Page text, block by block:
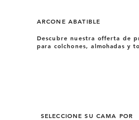
ARCONE ABATIBLE
Descubre nuestra offerta de
para colchones, almohadas y
SELECCIONE SU CAMA POR